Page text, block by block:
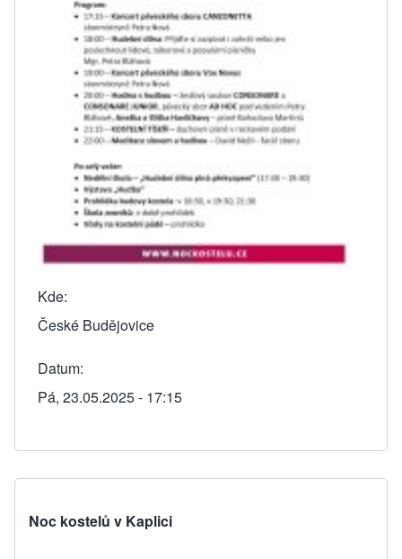
Kde
České Budějovice
Datum
Pá, 23.05.2025 - 17:15
Noc kostelů v Kaplici